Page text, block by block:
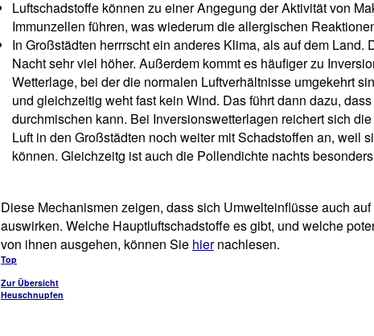
Luftschadstoffe können zu einer Angegung der Aktivität von
Immunzellen führen, was wiederum die allergischen
In Großstädten herrrscht ein anderes Klima, als auf dem Land.
Nacht sehr viel höher. Außerdem kommt es häufiger zu
Wetterlage, bei der die normalen Luftverhältnisse umgekehrt
und gleichzeitig weht fast kein Wind. Das führt dann dazu,
durchmischen kann. Bei Inversionswetterlagen reichert sich
Luft in den Großstädten noch weiter mit Schadstoffen an, weil
können. Gleichzeitg ist auch die Pollendichte nachts
Diese Mechanismen zeigen, dass sich Umwelteinflüsse auch
auswirken. Welche Hauptluftschadstoffe es gibt, und welche
von ihnen ausgehen, können Sie hiernachlesen.
Top
Zur Übersicht
Heuschnupfen